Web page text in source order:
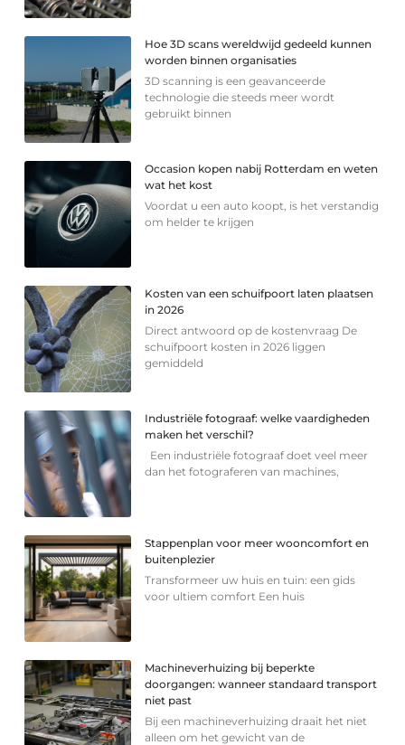
Hoe 3D scans wereldwijd gedeeld kunnen
worden binnen organisaties
3D scanning is een geavanceerde
technologie die steeds meer wordt
gebruikt binnen
Occasion kopen nabij Rotterdam en weten
wat het kost
Voordat u een auto koopt, is het verstandig
om helder te krijgen
Kosten van een schuifpoort laten plaatsen
in 2026
Direct antwoord op de kostenvraag De
schuifpoort kosten in 2026 liggen
gemiddeld
Industriële fotograaf: welke vaardigheden
maken het verschil?
Een industriële fotograaf doet veel meer
dan het fotograferen van machines,
Stappenplan voor meer wooncomfort en
buitenplezier
Transformeer uw huis en tuin: een gids
voor ultiem comfort Een huis
Machineverhuizing bij beperkte
doorgangen: wanneer standaard transport
niet past
Bij een machineverhuizing draait het niet
alleen om het gewicht van de